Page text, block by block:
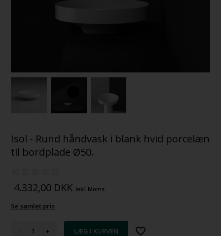
Isol - Rund håndvask i blank hvid porcelæn
til bordplade Ø50.
4.332,00 DKK Inkl. Moms
Se samlet pris
- +